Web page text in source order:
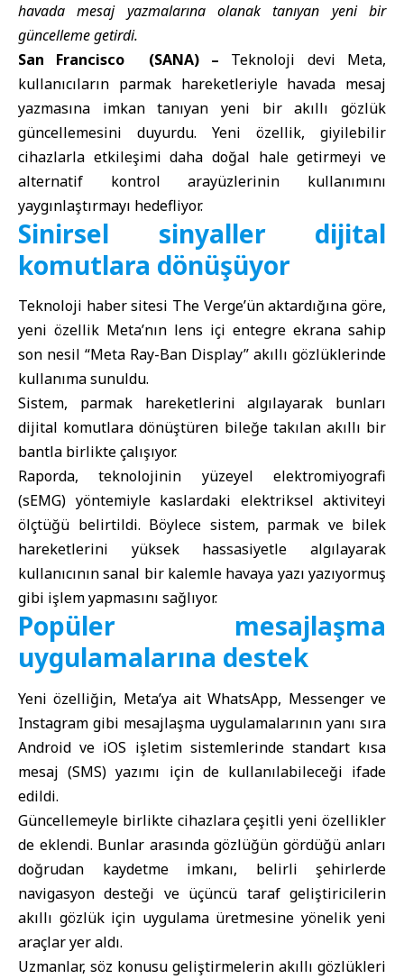
havada mesaj yazmalarına olanak tanıyan yeni bir
güncelleme getirdi.
San Francisco (SANA) –
Teknoloji devi Meta,
kullanıcıların parmak hareketleriyle havada mesaj
yazmasına imkan tanıyan yeni bir akıllı gözlük
güncellemesini duyurdu. Yeni özellik, giyilebilir
cihazlarla etkileşimi daha doğal hale getirmeyi ve
alternatif kontrol arayüzlerinin kullanımını
yaygınlaştırmayı hedefliyor.
Sinirsel sinyaller dijital
komutlara dönüşüyor
Teknoloji haber sitesi The Verge’ün aktardığına göre,
yeni özellik Meta’nın lens içi entegre ekrana sahip
son nesil “Meta Ray-Ban Display” akıllı gözlüklerinde
kullanıma sunuldu.
Sistem, parmak hareketlerini algılayarak bunları
dijital komutlara dönüştüren bileğe takılan akıllı bir
bantla birlikte çalışıyor.
Raporda, teknolojinin yüzeyel elektromiyografi
(sEMG) yöntemiyle kaslardaki elektriksel aktiviteyi
ölçtüğü belirtildi. Böylece sistem, parmak ve bilek
hareketlerini yüksek hassasiyetle algılayarak
kullanıcının sanal bir kalemle havaya yazı yazıyormuş
gibi işlem yapmasını sağlıyor.
Popüler mesajlaşma
uygulamalarına destek
Yeni özelliğin, Meta’ya ait WhatsApp, Messenger ve
Instagram gibi mesajlaşma uygulamalarının yanı sıra
Android ve iOS işletim sistemlerinde standart kısa
mesaj (SMS) yazımı için de kullanılabileceği ifade
edildi.
Güncellemeyle birlikte cihazlara çeşitli yeni özellikler
de eklendi. Bunlar arasında gözlüğün gördüğü anları
doğrudan kaydetme imkanı, belirli şehirlerde
navigasyon desteği ve üçüncü taraf geliştiricilerin
akıllı gözlük için uygulama üretmesine yönelik yeni
araçlar yer aldı.
Uzmanlar, söz konusu geliştirmelerin akıllı gözlükleri